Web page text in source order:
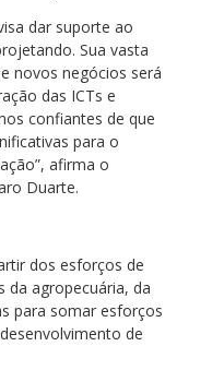
dar suporte ao
Sua vasta
novos negócios será
das ICTs e
confiantes de que
para o
afirma o
Duarte.
dos esforços de
da agropecuária, da
para somar esforços
de